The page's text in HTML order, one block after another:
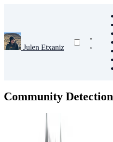
Julen Etxaniz
Community Detection
Community Detection